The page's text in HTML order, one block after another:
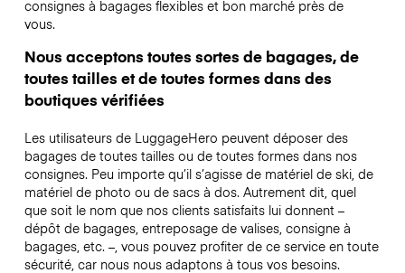
consignes à bagages flexibles et bon marché près de
vous.
Nous acceptons toutes sortes de bagages, de
toutes tailles et de toutes formes dans des
boutiques vérifiées
Les utilisateurs de LuggageHero peuvent déposer des
bagages de toutes tailles ou de toutes formes dans nos
consignes. Peu importe qu’il s’agisse de matériel de ski, de
matériel de photo ou de sacs à dos. Autrement dit, quel
que soit le nom que nos clients satisfaits lui donnent –
dépôt de bagages, entreposage de valises, consigne à
bagages, etc. –, vous pouvez profiter de ce service en toute
sécurité, car nous nous adaptons à tous vos besoins.